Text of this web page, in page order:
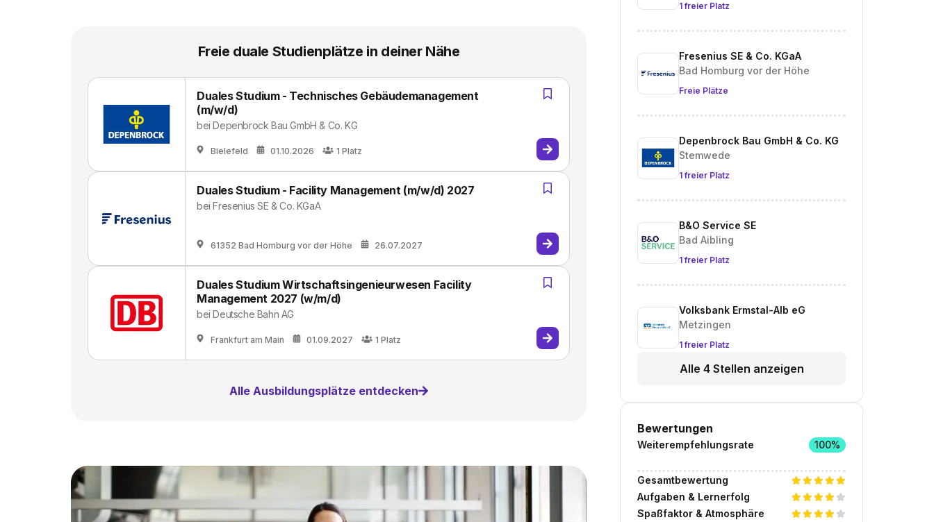
Freie duale Studienplätze in deiner Nähe
Duales Studium - Technisches Gebäudemanagement
(m/w/d)
beiDepenbrock Bau GmbH & Co. KG
Bielefeld 01.10.2026 1 Platz
Duales Studium - Facility Management (m/w/d) 2027
beiFresenius SE & Co. KGaA
61352 Bad Homburg vor der Höhe 26.07.2027
Duales Studium Wirtschaftsingenieurwesen Facility
Management 2027 (w/m/d)
beiDeutsche Bahn AG
Frankfurt am Main 01.09.2027 1 Platz
Alle Ausbildungsplätze entdecken
1 freier Platz
Fresenius SE & Co. KGaA
Bad Homburg vor der Höhe
Freie Plätze
Depenbrock Bau GmbH & Co. KG
Stemwede
1 freier Platz
B&O Service SE
Bad Aibling
1 freier Platz
Volksbank Ermstal-Alb eG
Metzingen
1 freier Platz
Alle 4 Stellen anzeigen
Bewertungen
Weiterempfehlungsrate 100%
Gesamtbewertung
Aufgaben & Lernerfolg
Spaßfaktor & Atmosphäre